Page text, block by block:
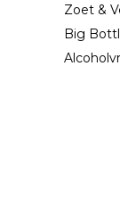
Zoet &
Big